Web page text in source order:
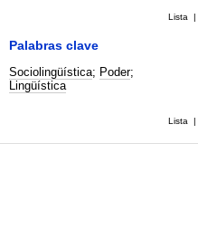
Lista |
Palabras clave
Sociolingüística; Poder;
Lingüística
Lista |